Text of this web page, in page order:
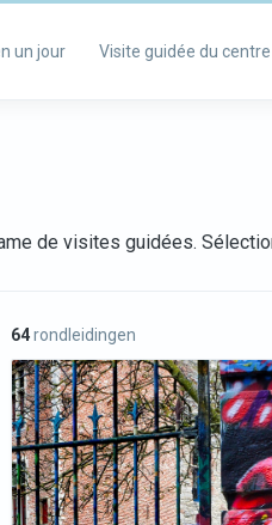
un jour Visite guidée du
de visites guidées.
64rondleidingen